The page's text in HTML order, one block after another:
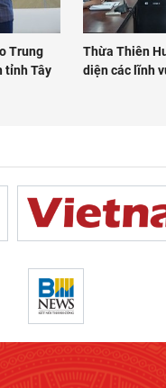
Trung
tỉnh Tây
Thừa Thiên
diện các lĩnh